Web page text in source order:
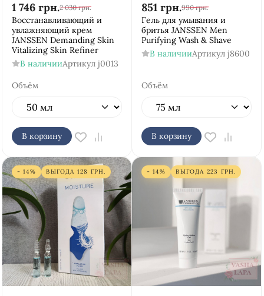
1 746 грн.2 030 грн.
Восстанавливающий и
увлажняющий крем
JANSSEN Demanding Skin
Vitalizing Skin Refiner
В наличииАртикул j0013
Объём
В корзину
851 грн.990 грн.
Гель для умывания и
бритья JANSSEN Men
Purifying Wash & Shave
В наличииАртикул j8600
Объём
В корзину
- 14% ВЫГОДА 128 ГРН. - 14% ВЫГОДА 223 ГРН.